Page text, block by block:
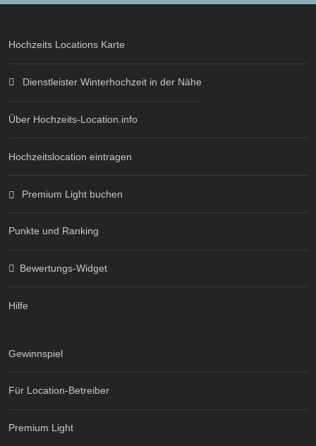
Hochzeits Locations Karte
Dienstleister Winterhochzeit in der Nähe
Über Hochzeits-Location.info
Hochzeitslocation eintragen
Premium Light buchen
Punkte und Ranking
Bewertungs-Widget
Hilfe
Gewinnspiel
Für Location-Betreiber
Premium Light